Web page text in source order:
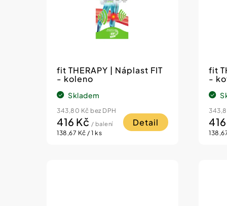
fit THERAPY | Náplast FIT
- koleno
Skladem
343,80 Kč bez DPH
416 Kč / balení
Měrná
138,67 Kč / 1 ks
Detail
fit
-
Měrná